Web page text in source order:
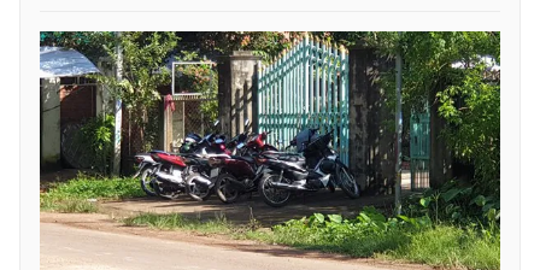
Tư vấn
Chuyên mục khác
Emagazine Podcast
Photo Infographic
Video Shorts video